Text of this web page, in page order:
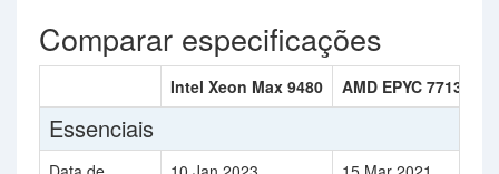
Comparar especificações
Intel Xeon Max 9480 AMD EPYC 7713
Essenciais